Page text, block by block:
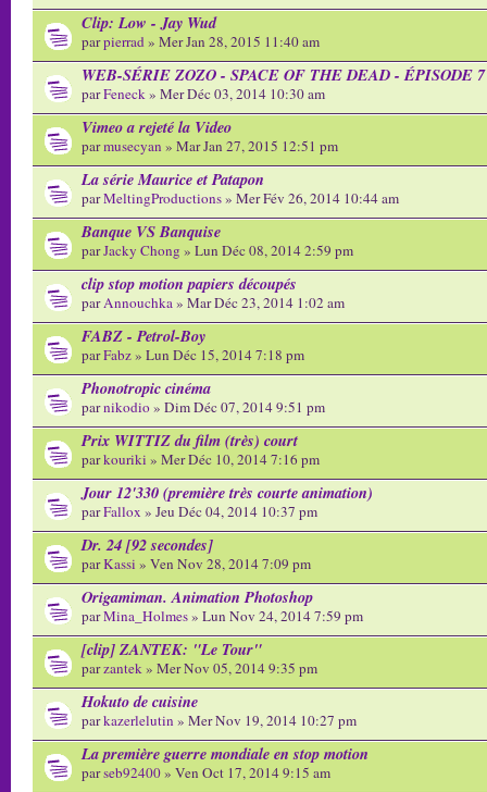
Clip: Low - Jay Wud
parpierrad» Mer Jan 28, 2015 11:40 am
WEB-SÉRIE ZOZO - SPACE OF THE DEAD - ÉPISODE 7
parFeneck» Mer Déc 03, 2014 10:30 am
Vimeo a rejeté la Video
parmusecyan » Mar Jan 27, 2015 12:51 pm
La série Maurice et Patapon
parMeltingProductions» Mer Fév 26, 2014 10:44 am
Banque VS Banquise
parJacky Chong » Lun Déc 08, 2014 2:59 pm
clip stop motion papiers découpés
parAnnouchka» Mar Déc 23, 2014 1:02 am
FABZ - Petrol-Boy
parFabz» Lun Déc 15, 2014 7:18 pm
Phonotropic cinéma
parnikodio» Dim Déc 07, 2014 9:51 pm
Prix WITTIZ du film (très) court
parkouriki » Mer Déc 10, 2014 7:16 pm
Jour 12'330 (première très courte animation)
parFallox » Jeu Déc 04, 2014 10:37 pm
Dr. 24 [92 secondes]
parKassi » Ven Nov 28, 2014 7:09 pm
Origamiman. Animation Photoshop
parMina_Holmes» Lun Nov 24, 2014 7:59 pm
[clip] ZANTEK: "Le Tour"
parzantek» Mer Nov 05, 2014 9:35 pm
Hokuto de cuisine
parkazerlelutin » Mer Nov 19, 2014 10:27 pm
La première guerre mondiale en stop motion
parseb92400» Ven Oct 17, 2014 9:15 am